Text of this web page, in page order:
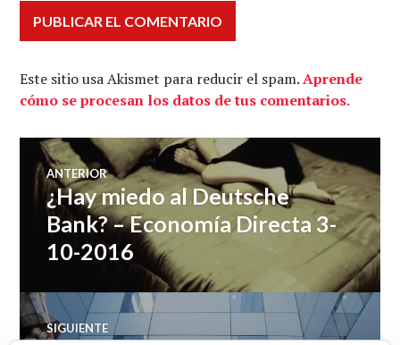
Este sitio usa Akismet para reducir el spam.Aprende
cómo se procesan los datos de tus comentarios.
Navegación
de
entradas
ANTERIOR
Entrada
anterior:
¿Hay miedo al Deutsche
Bank? – Economía Directa 3-
10-2016
SIGUIENTE